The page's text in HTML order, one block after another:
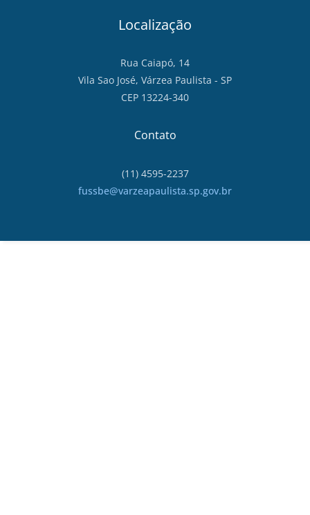
Localização
Rua Caiapó, 14
Vila Sao José, Várzea Paulista - SP
CEP 13224-340
Contato
(11) 4595-2237
fussbe@varzeapaulista.sp.gov.br